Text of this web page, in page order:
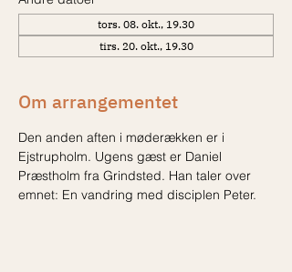
tors. 08. okt., 19.30
tirs. 20. okt., 19.30
Om arrangementet
Den anden aften i møderækken er i
Ejstrupholm. Ugens gæst er Daniel
Præstholm fra Grindsted. Han taler over
emnet: En vandring med disciplen Peter.